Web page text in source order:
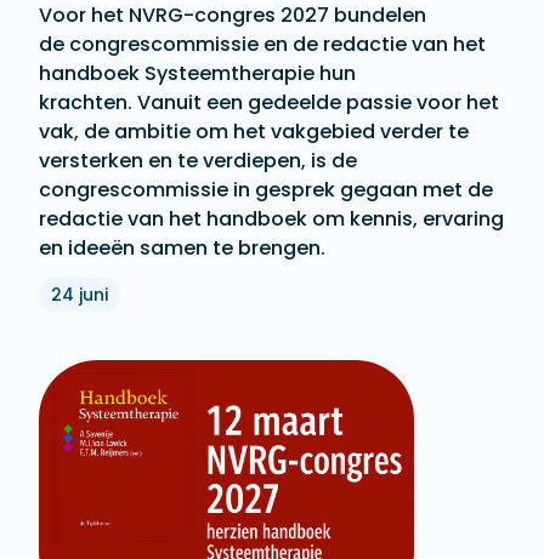
Voor het NVRG-congres 2027 bundelen
de congrescommissie en de redactie van het
handboek Systeemtherapie hun
krachten. Vanuit een gedeelde passie voor het
vak, de ambitie om het vakgebied verder te
versterken en te verdiepen, is de
congrescommissie in gesprek gegaan met de
redactie van het handboek om kennis, ervaring
en ideeën samen te brengen.
24 juni